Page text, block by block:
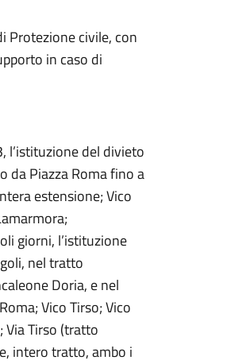
Protezione civile, con
in caso di
l’istituzione del divieto
da Piazza Roma fino a
estensione; Vico
giorni, l’istituzione
nel tratto
Doria, e nel
Vico Tirso; Vico
Via Tirso (tratto
intero tratto, ambo i